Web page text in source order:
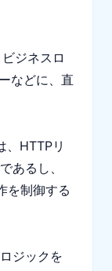
ジネスロ
などに、直
、HTTPリ
あるし、
を制御する
ジックを